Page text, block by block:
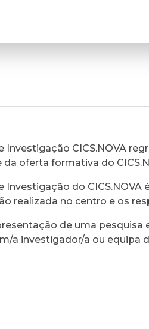
CICS.NOVA
oferta formativa do
Investigação do
realizada no centro e os
de uma pesquisa
a investigador/a ou equipa